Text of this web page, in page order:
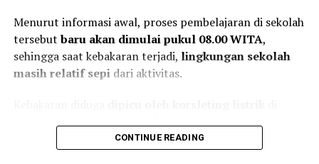
Menurut informasi awal, proses pembelajaran di sekolah
tersebutbaru akan dimulai pukul 08.00 WITA,
sehingga saat kebakaran terjadi, lingkungan sekolah
masih relatif sepidari aktivitas.
menghanguskan dua gedung utama
CONTINUE READING